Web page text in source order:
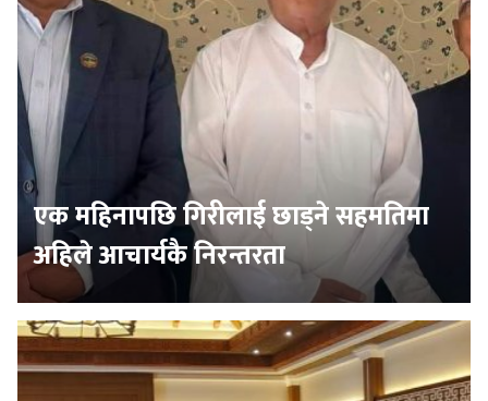
एक महिनापछि गिरीलाई छाड्ने सहमतिमा
अहिले आचार्यकै निरन्तरता